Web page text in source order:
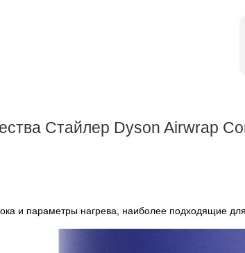
Стайлер Dyson Airwrap
и параметры нагрева, наиболее подходящие